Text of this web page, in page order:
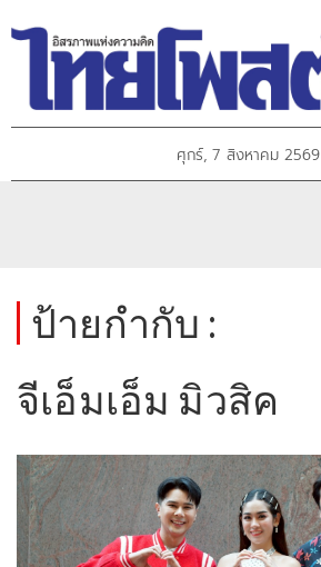
ศุกร์, 7 สิงหาคม 2569
ป้ายกำกับ :
จีเอ็มเอ็ม มิวสิค